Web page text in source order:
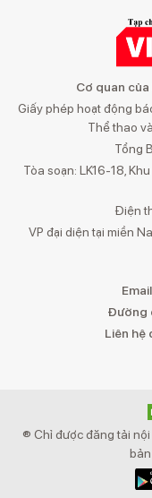
Cơ quan
Giấy phép hoạt động
Thể thao
Tổng
Tòa soạn: LK16-18,
Điện
VP đại diện tại miền
Đường
Liên hệ
® Chỉ được đăng tải
bản